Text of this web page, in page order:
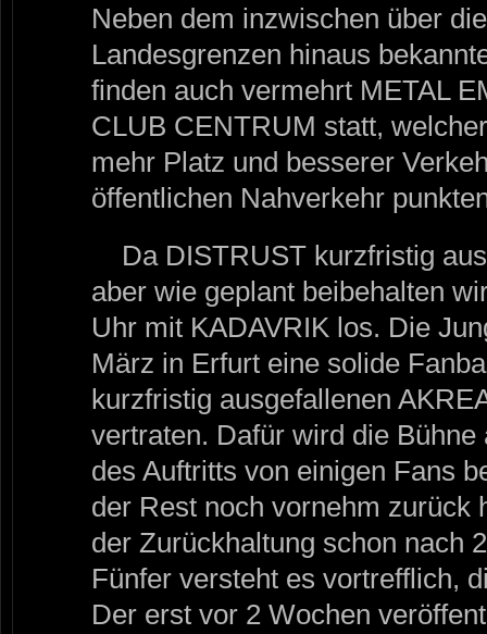
Neben dem inzwischen über
Landesgrenzen hinaus
finden auch vermehrt METAL
CLUB CENTRUM statt,
mehr Platz und besserer
öffentlichen Nahverkehr
Da DISTRUST kurzfristig
aber wie geplant beibehalten
Uhr mit KADAVRIK los. Die
März in Erfurt eine solide
kurzfristig ausgefallenen
vertraten. Dafür wird die
des Auftritts von einigen Fans
der Rest noch vornehm zurück
der Zurückhaltung schon nach
Fünfer versteht es vortrefflich,
Der erst vor 2 Wochen